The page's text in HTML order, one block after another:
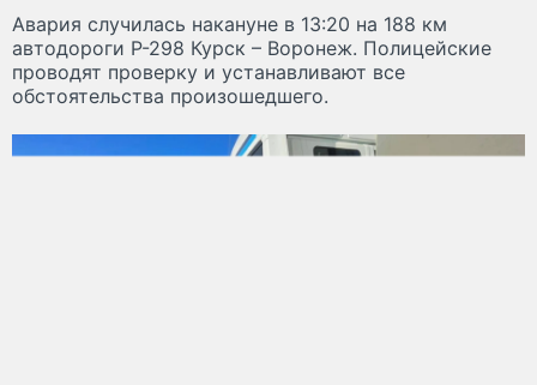
Авария случилась накануне в 13:20 на 188 км
автодороги Р-298 Курск – Воронеж. Полицейские
проводят проверку и устанавливают все
обстоятельства произошедшего.